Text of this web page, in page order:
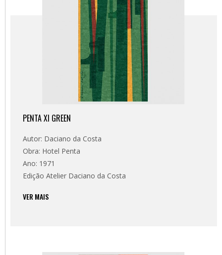
PENTA XI GREEN
Autor: Daciano da Costa
Obra: Hotel Penta
Ano: 1971
Edição Atelier Daciano da Costa
VER MAIS